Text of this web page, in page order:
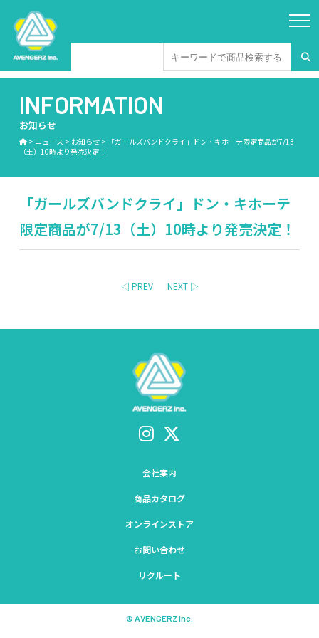
INFORMATION
お知らせ
> ニュース > お知らせ> 「ガールズバンドクライ」ドン・キホーテ限定商品が7/13
（土）10時より発売決定！
「ガールズバンドクライ」ドン・キホーテ
限定商品が7/13（土）10時より発売決定！
◁ PREV NEXT ▷
会社案内
商品カタログ
オンラインストア
お問い合わせ
リクルート
© AVENGERZ Inc.